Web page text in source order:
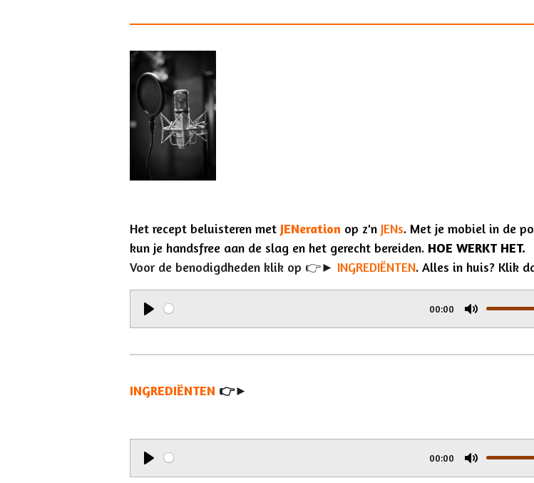
Het recept beluisteren met JENeration op z'n JENs. Met je mobiel in de
kun je handsfree aan de slag en het gerecht bereiden. HOE WERKT HET.
Voor de benodigdheden klik op 👉► INGREDIËNTEN. Alles in huis? Klik
P
y
00:00
M
INGREDIËNTEN 👉►
P
00:00
M